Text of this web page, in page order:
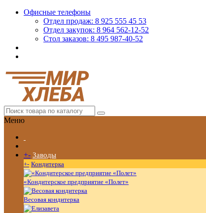
Офисные телефоны
Отдел продаж: 8 925 555 45 53
Отдел закупок: 8 964 562-12-52
Стол заказов: 8 495 987-40-52
Меню
+- Заводы
+- Кондитерка
«Кондитерское предприятие «Полет»
Весовая кондитерка